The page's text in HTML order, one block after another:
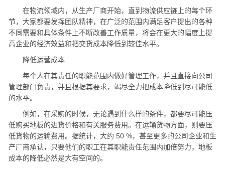
在物流领域内，从生产厂商开始，直到物流供应链上的每个环
节，大家都要发挥团队精神，在广泛的范围内满足客户提出的各种
不同需要和具体条件上不断改善工作质量，将会在更大的幅度上提
高企业的经济效益和把交货成本降低到较佳水平。
降低运营成本
每个人在其责任的职能范围内做好管理工作，并且直接向公司
管理部门负责，并且根据其要求，竭尽全力把成本降低到尽可能低
的水平。
例如，在采购的时候，无论遇到什么样的条件，都要尽可能压
低购买地板的进货价格和有关服务费用。在运输货物方面，则要压
低货物的运输费用。据统计，大约 50 %，甚至更多的公司企业和生
产厂商承认，只要他们的职工在其职能责任范围内加倍努力，地板
成本的降低必然是大有空间的。